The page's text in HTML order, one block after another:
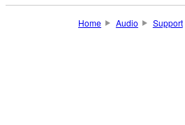
Home Audio Support